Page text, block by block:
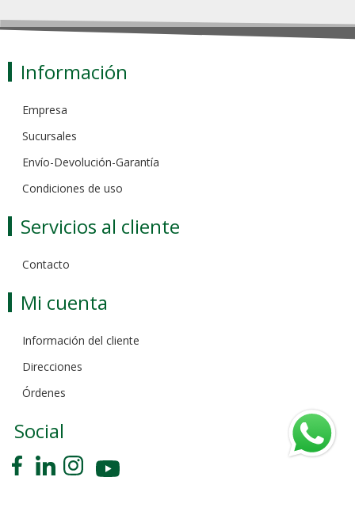
Información
Empresa
Sucursales
Envío-Devolución-Garantía
Condiciones de uso
Servicios al cliente
Contacto
Mi cuenta
Información del cliente
Direcciones
Órdenes
Social